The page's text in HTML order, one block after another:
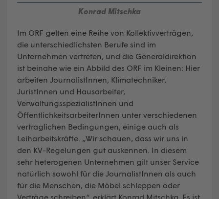
Konrad Mitschka
Im ORF gelten eine Reihe von Kollektivverträgen,
die unterschiedlichsten Berufe sind im
Unternehmen vertreten, und die Generaldirektion
ist beinahe wie ein Abbild des ORF im Kleinen: Hier
arbeiten JournalistInnen, Klimatechniker,
JuristInnen und Hausarbeiter,
VerwaltungsspezialistInnen und
ÖffentlichkeitsarbeiterInnen unter verschiedenen
vertraglichen Bedingungen, einige auch als
Leiharbeitskräfte. „Wir schauen, dass wir uns in
den KV-Regelungen gut auskennen. In diesem
sehr heterogenen Unternehmen gilt unser Service
natürlich sowohl für die JournalistInnen als auch
für die Menschen, die Möbel schleppen oder
Verträge schreiben“, erklärt Konrad Mitschka. Es ist